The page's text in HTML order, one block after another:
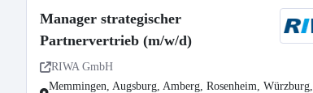
Manager strategischer
Partnervertrieb (m/w/d)
RIWA GmbH
Memmingen, Augsburg, Amberg, Rosenheim, Würzburg,